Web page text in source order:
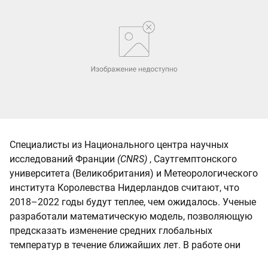
Специалисты из Национального центра научных
исследований Франции (CNRS) , Саутгемптонского
университета (Великобритания) и Метеорологического
института Королевства Нидерландов считают, что
2018–2022 годы будут теплее, чем ожидалось. Ученые
разработали математическую модель, позволяющую
предсказать изменение средних глобальных
температур в течение ближайших лет. В работе они